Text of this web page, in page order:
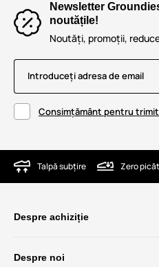
Newsletter
noutățile!
Noutăți, promoții,
Introduceți adresa de email
Consimțământ pentru
Talpă subțire Zero
Despre achiziție
Despre noi